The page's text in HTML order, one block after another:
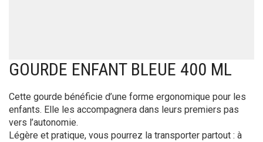
GOURDE ENFANT BLEUE 400 ML
Cette gourde bénéficie d’une forme ergonomique pour les
enfants. Elle les accompagnera dans leurs premiers pas
vers l’autonomie.
Légère et pratique, vous pourrez la transporter partout : à